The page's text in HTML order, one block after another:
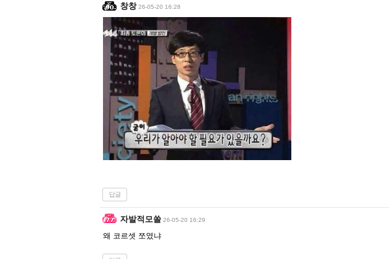
창창 26-05-20 16:28
답글
자발적모쏠 26-05-20 16:29
왜 코르셋 쪼였냐